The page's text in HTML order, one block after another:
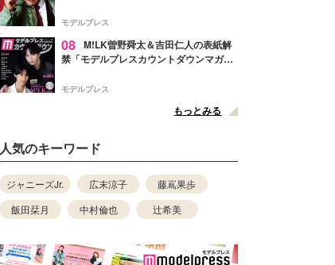
徴する“謎のキーワード”も
モデルプレス
08 M!LK曽野舜太＆吉田仁人の表紙解
禁「モデルプレスカウントダウンマガジ
モデルプレス
もっとみる
人気のキーワード
ジャニーズJr. 広末涼子
藤嶌果歩
飯田栞月
中村倫也 辻希美